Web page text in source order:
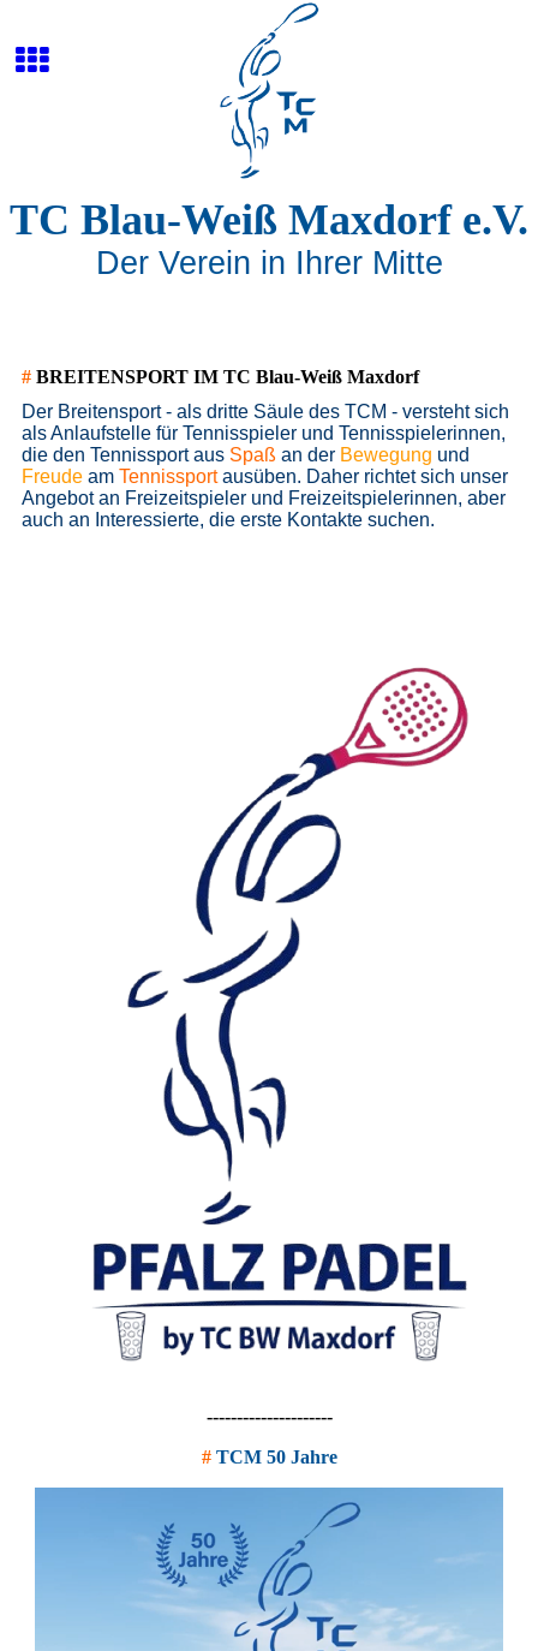
TC Blau-Weiß Maxdorf e.V.
Der Verein in Ihrer Mitte
# BREITENSPORT IM TC Blau-Weiß Maxdorf
Der Breitensport - als dritte Säule des TCM - versteht sich
als Anlaufstelle für Tennisspieler und Tennisspielerinnen,
die den Tennissport aus Spaß an der Bewegung und
Freudeam Tennissportausüben. Daher richtet sich unser
Angebot an Freizeitspieler und Freizeitspielerinnen, aber
auch an Interessierte, die erste Kontakte suchen.
---------------------
# TCM 50 Jahre